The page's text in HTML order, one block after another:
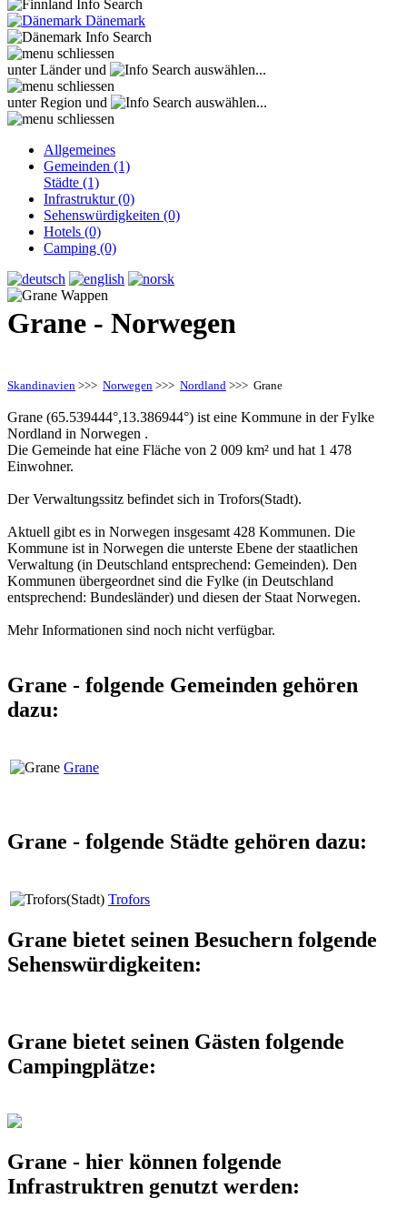
Dänemark
unter Länder und auswählen...
unter Region und auswählen...
Allgemeines
Gemeinden (1)
Städte (1)
Infrastruktur (0)
Sehenswürdigkeiten (0)
Hotels (0)
Camping (0)
Grane - Norwegen
Skandinavien >>> Norwegen >>> Nordland >>> Grane
Grane (65.539444°,13.386944°) ist eine Kommune in der Fylke
Nordland in Norwegen .
Die Gemeinde hat eine Fläche von 2 009 km² und hat 1 478
Einwohner.
Der Verwaltungssitz befindet sich in Trofors(Stadt).
Aktuell gibt es in Norwegen insgesamt 428 Kommunen. Die
Kommune ist in Norwegen die unterste Ebene der staatlichen
Verwaltung (in Deutschland entsprechend: Gemeinden). Den
Kommunen übergeordnet sind die Fylke (in Deutschland
entsprechend: Bundesländer) und diesen der Staat Norwegen.
Mehr Informationen sind noch nicht verfügbar.
Grane - folgende Gemeinden gehören
dazu:
Grane
Grane - folgende Städte gehören dazu:
Trofors
Grane bietet seinen Besuchern folgende
Sehenswürdigkeiten:
Grane bietet seinen Gästen folgende
Campingplätze:
Grane - hier können folgende
Infrastruktren genutzt werden: